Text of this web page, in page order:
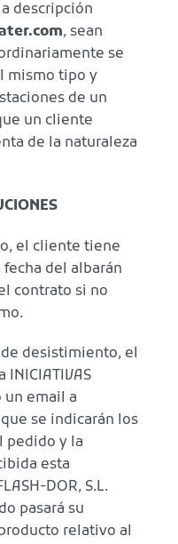
descripción
, sean
se
mismo tipo y
de un
un cliente
de la naturaleza
el cliente tiene
del albarán
contrato si no
desistimiento, el
un email a
se indicarán los
pedido y la
esta
DOR, S.L.
pasará su
relativo al